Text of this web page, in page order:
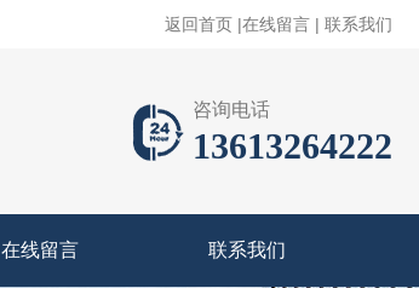
返回首页 |在线留言 | 联系我们
咨询电话
13613264222
在线留言 联系我们